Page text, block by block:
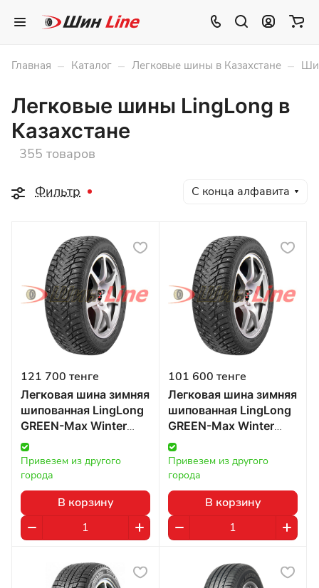
Главная – Каталог – Легковые шины в Казахстане –
Легковые шины LingLong в
Казахстане
355 товаров
Фильтр С конца алфавита
121 700 тенге
Легковая шина зимняя
шипованная LingLong
GREEN-Max Winter
GRIP 2 325/40 R22
114T в Казахстане
Привезем из другого
города
В корзину
101 600 тенге
Легковая шина зимняя
шипованная LingLong
GREEN-Max Winter
GRIP 2 315/40 R21
115T в Казахстане
Привезем из другого
города
В корзину